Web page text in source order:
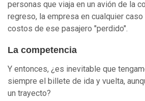
personas que viaja en un avión de la
regreso, la empresa en cualquier
costos de ese pasajero "perdido".
La competencia
Y entonces, ¿es inevitable que
siempre el billete de ida y vuelta,
un trayecto?